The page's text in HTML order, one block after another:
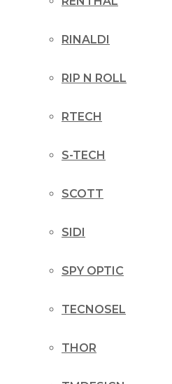
RINALDI
RIP N ROLL
RTECH
S-TECH
SCOTT
SIDI
SPY OPTIC
TECNOSEL
THOR